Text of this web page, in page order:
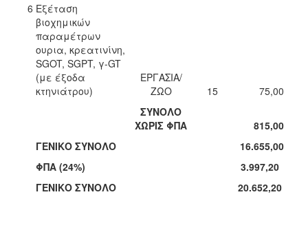
6 Εξέταση
βιοχημικών
παραμέτρων
ουρια, κρεατινίνη,
SGOT, SGPT, γ-GT
(με έξοδα
κτηνιάτρου)
ΕΡΓΑΣΙΑ/
ΖΩΟ
15
75,00
ΣΥΝΟΛΟ
ΧΩΡΙΣ ΦΠΑ
815,00
ΓΕΝΙΚΟ ΣΥΝΟΛΟ
16.655,00
ΦΠΑ (24%)
3.997,20
ΓΕΝΙΚΟ ΣΥΝΟΛΟ
20.652,20